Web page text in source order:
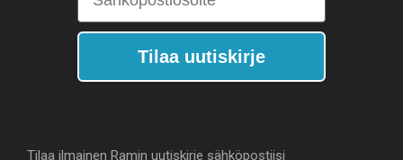
Tilaa uutiskirje
Tilaa ilmainen Ramin uutiskirje sähköpostiisi